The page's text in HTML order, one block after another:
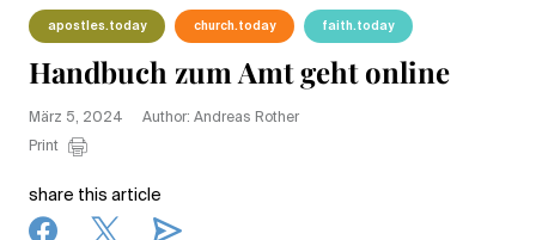
apostles.today church.today faith.today
Handbuch zum Amt geht online
März 5, 2024
Author: Andreas Rother
Print
share this article